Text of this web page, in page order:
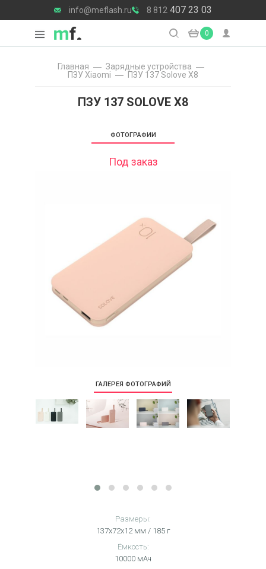
info@meflash.ru 8 812 407 23 03
0
Главная
Зарядные уcтройства
ПЗУ Xiaomi
ПЗУ 137 Solove X8
ПЗУ 137 SOLOVE X8
ФОТОГРАФИИ
Под заказ
ГАЛЕРЕЯ ФОТОГРАФИЙ
Размеры:
137х72х12 мм / 185 г
Ёмкость:
10000 мАч